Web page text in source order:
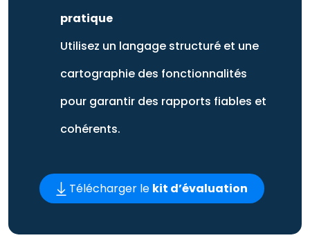
pratique
Utilisez un langage structuré et une
cartographie des fonctionnalités
pour garantir des rapports fiables et
cohérents.
Télécharger le kit d’évaluation